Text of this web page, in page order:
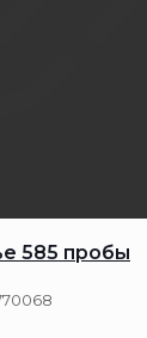
585 пробы